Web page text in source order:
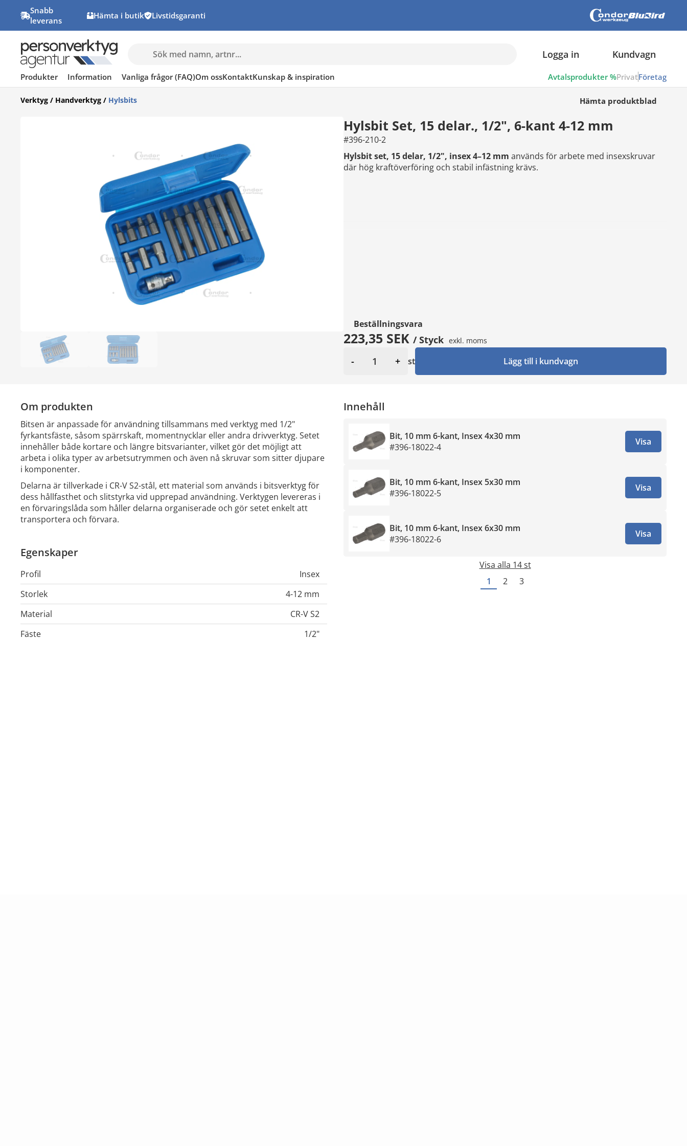
Snabb
leverans
Hämta i butik Livstidsgaranti
Logga in Kundvagn
Produkter Information Vanliga frågor (FAQ)Om ossKontaktKunskap & inspiration Avtalsprodukter %PrivatFöretag
Verktyg / Handverktyg / Hylsbits Hämta produktblad
Hylsbit Set, 15 delar., 1/2", 6-kant 4-12 mm
#396-210-2
Hylsbit set, 15 delar, 1/2", insex 4–12 mm används för arbete med insexskruvar
där hög kraftöverföring och stabil infästning krävs.
Beställningsvara
223,35 SEK / Styck exkl. moms
- + st Lägg till i kundvagn
Om produkten
Bitsen är anpassade för användning tillsammans med verktyg med 1/2"
fyrkantsfäste, såsom spärrskaft, momentnycklar eller andra drivverktyg. Setet
innehåller både kortare och längre bitsvarianter, vilket gör det möjligt att
arbeta i olika typer av arbetsutrymmen och även nå skruvar som sitter djupare
i komponenter.
Delarna är tillverkade i CR-V S2-stål, ett material som används i bitsverktyg för
dess hållfasthet och slitstyrka vid upprepad användning. Verktygen levereras i
en förvaringslåda som håller delarna organiserade och gör setet enkelt att
transportera och förvara.
Egenskaper
Profil
Insex
Storlek
4-12 mm
Material
CR-V S2
Fäste
1/2"
Innehåll
Bit, 10 mm 6-kant, Insex 4x30 mm
#396-18022-4
Visa
Bit, 10 mm 6-kant, Insex 5x30 mm
#396-18022-5
Visa
Bit, 10 mm 6-kant, Insex 6x30 mm
#396-18022-6
Visa
Visa alla 14 st
1
2 3